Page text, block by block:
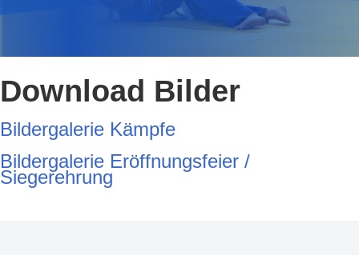
Download Bilder
Bildergalerie Kämpfe
Bildergalerie Eröffnungsfeier /
Siegerehrung